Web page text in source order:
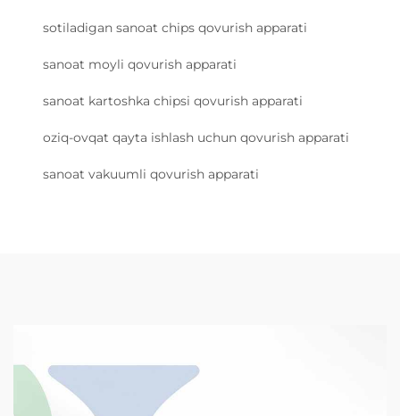
sotiladigan sanoat chips qovurish apparati
sanoat moyli qovurish apparati
sanoat kartoshka chipsi qovurish apparati
oziq-ovqat qayta ishlash uchun qovurish apparati
sanoat vakuumli qovurish apparati